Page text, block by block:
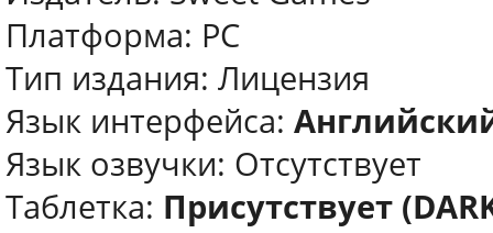
Платформа: PC
Тип издания: Лицензия
Язык интерфейса:
Язык озвучки: Отсутствует
Таблетка: Присутствует